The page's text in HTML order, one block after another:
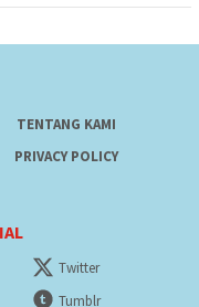
TENTANG KAMI
PRIVACY POLICY
Twitter
Tumblr